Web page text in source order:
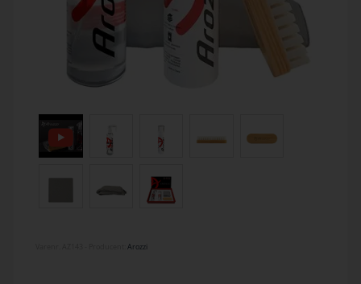
Arozzi